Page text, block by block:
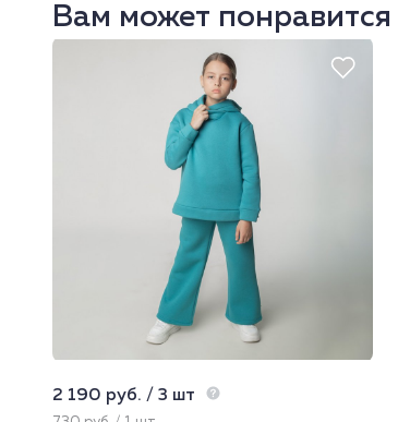
Вам может понравится
2 190 руб. / 3 шт